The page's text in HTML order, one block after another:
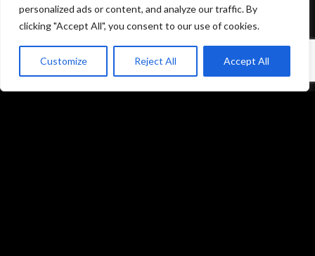
personalized ads or content, and analyze our traffic. By
clicking "Accept All", you consent to our use of cookies.
Customize Reject All Accept All